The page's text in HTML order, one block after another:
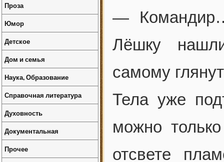
—
Лёшку
самому
Тела уже
можно
отсвете
Проза
Юмор
Детское
Дом и семья
Наука, Образование
Справочная литература
Духовность
Документальная
Прочее